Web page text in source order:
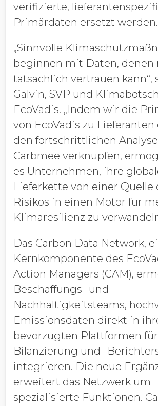
verifizierte,
Primärdaten ersetzt werden.
„Sinnvolle
beginnen mit Daten, denen
tatsächlich vertrauen kann“,
Galvin, SVP und
EcoVadis. „Indem wir die
von EcoVadis zu
den fortschrittlichen
Carbmee verknüpfen,
es Unternehmen, ihre
Lieferkette von einer Quelle
Risikos in einen Motor für
Klimaresilienz zu
Das Carbon Data Network,
Kernkomponente des
Action Managers (CAM),
Beschaffungs- und
Nachhaltigkeitsteams,
Emissionsdaten direkt in
bevorzugten Plattformen für
Bilanzierung und -
integrieren. Die neue
erweitert das Netzwerk um
spezialisierte Funktionen.